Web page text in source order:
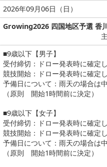
2026年09月06日（日）
Growing2026 四国地区予選 香
■9歳以下【男子】
受付締切：ドロー発表時に確定
競技開始：ドロー発表時に確定
予備日について：雨天の場合は
（原則 開始1時間前に決定）
■9歳以下【女子】
受付締切：ドロー発表時に確定
競技開始：ドロー発表時に確定
予備日について：雨天の場合は
（原則 開始1時間前に決定）